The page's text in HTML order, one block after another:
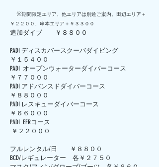
​ ※期間限定エリア、他エリアは別途ご案内。田辺エリア＋
￥２２００、串本エリア＋￥３３００
追加ダイブ ￥８８００
PADI ディスカバースクーバダイビング
￥１５４００
PADI オープンウォーターダイバーコース
￥７７０００
PADI アドバンスドダイバーコース
￥８８０００
PADI レスキューダイバーコース
￥６６０００
PADI EFRコース
￥２２０００
フルレンタル/日 ￥８８００
BCD/レギュレーター 各￥２７５０